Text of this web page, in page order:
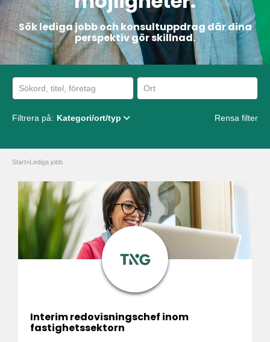
Sök lediga jobb och konsultuppdrag där dina
perspektiv gör skillnad.
Filtrera på: Kategori/ort/typ Rensa filter
Start»Lediga jobb
Interim redovisningschef inom
fastighetssektorn